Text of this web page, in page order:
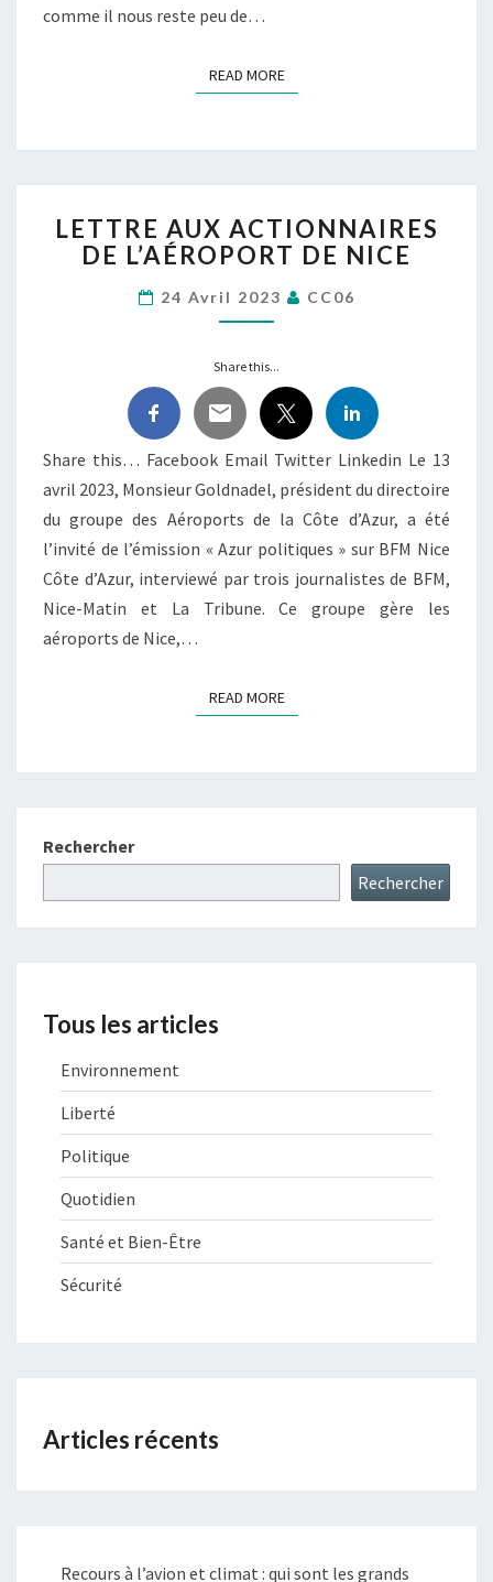
comme il nous reste peu de…
READ MOREREAD MORE
AUX
ACTIONNAIRES
L’AÉROPORT
DE
LETTRE AUX ACTIONNAIRES
DE L’AÉROPORT DE NICE
24 Avril 2023 CC06
Share this...
Share this… Facebook Email Twitter Linkedin Le 13
avril 2023, Monsieur Goldnadel, président du directoire
du groupe des Aéroports de la Côte d’Azur, a été
l’invité de l’émission « Azur politiques » sur BFM Nice
Côte d’Azur, interviewé par trois journalistes de BFM,
Nice-Matin et La Tribune. Ce groupe gère les
aéroports de Nice,…
READ MOREREAD MORE
Rechercher
Rechercher
Tous les articles
Environnement
Liberté
Politique
Quotidien
Santé et Bien-Être
Sécurité
Articles récents
Recours à l’avion et climat : qui sont les grands